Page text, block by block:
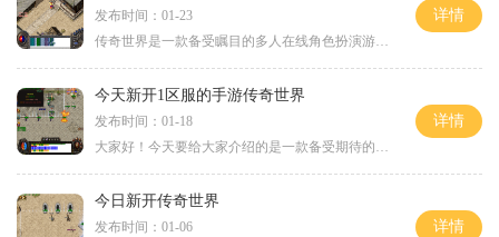
发布时间：01-23
传奇世界是一款备受瞩目的多人在线角色扮演游戏，是目前中国游戏市场最受欢迎的游戏之一。首次推出于2001年，而今的传奇世界已经发展成为一个高度精细的虚拟世界，吸引了无数玩
详情
今天新开1区服的手游传奇世界
发布时间：01-18
大家好！今天要给大家介绍的是一款备受期待的手游——传奇世界：新开1区服。作为经典传奇IP的复刻，传奇世界在不断发展的游戏行业中依然保有着极高的人气。不少玩家都在期待着
详情
今日新开传奇世界
发布时间：01-06
详情